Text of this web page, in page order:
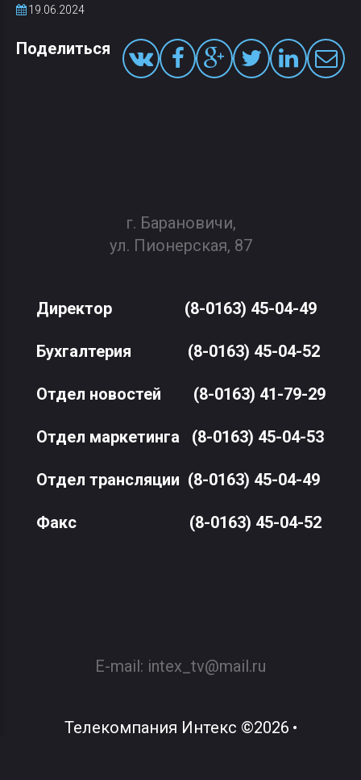
19.06.2024
Поделиться
г. Барановичи,
ул. Пионерская, 87
Директор (8-0163) 45-04-49
Бухгалтерия (8-0163) 45-04-52
Отдел новостей (8-0163) 41-79-29
Отдел маркетинга (8-0163) 45-04-53
Отдел трансляции (8-0163) 45-04-49
Факс(8-0163) 45-04-52
E-mail: intex_tv@mail.ru
Телекомпания Интекс ©2026